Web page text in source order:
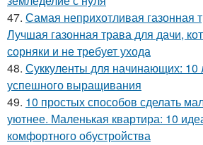
47. Самая неприхотливая газонная
Лучшая газонная трава для дачи,
сорняки и не требует ухода
48. Суккуленты для начинающих: 10
успешного выращивания
49. 10 простых способов сделать
уютнее. Маленькая квартира: 10
комфортного обустройства